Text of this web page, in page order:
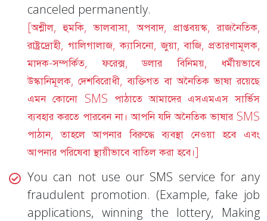
canceled permanently.
[অশ্লীল, হুমকি, ভালবাসা, অপবাদ, প্রাপ্তবয়স্ক, রাজনৈতিক,
রাষ্ট্রদ্রোহী, গালিগালাজ, ক্যাসিনো, জুয়া, বাজি, প্রতারণামূলক,
মাদক-সম্পর্কিত, ফরেক্স, ডলার বিনিময়, ধর্মীয়ভাবে
উস্কানিমূলক, দেশবিরোধী, ব্যক্তিগত বা অনৈতিক ভাষা রয়েছে
এমন কোনো SMS পাঠাতে আমাদের এসএমএস সার্ভিস
ব্যবহার করতে পারবেন না। আপনি যদি অনৈতিক ভাষার SMS
পাঠান, তাহলে আপনার বিরুদ্ধে ব্যবস্থা নেওয়া হবে এবং
আপনার পরিষেবা স্থায়ীভাবে বাতিল করা হবে।]
You can not use our SMS service for any
fraudulent promotion. (Example, fake job
applications, winning the lottery, Making